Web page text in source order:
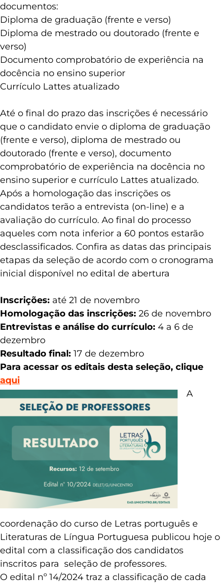
documentos:
Diploma de graduação (frente e verso)
Diploma de mestrado ou doutorado (frente e
verso)
Documento comprobatório de experiência na
docência no ensino superior
Currículo Lattes atualizado
Até o final do prazo das inscrições é necessário
que o candidato envie o diploma de graduação
(frente e verso), diploma de mestrado ou
doutorado (frente e verso), documento
comprobatório de experiência na docência no
ensino superior e currículo Lattes atualizado.
Após a homologação das inscrições os
candidatos terão a entrevista (on-line) e a
avaliação do currículo. Ao final do processo
aqueles com nota inferior a 60 pontos estarão
desclassificados. Confira as datas das principais
etapas da seleção de acordo com o cronograma
inicial disponível no edital de abertura
Inscrições: até 21 de novembro
Homologação das inscrições: 26 de novembro
Entrevistas e análise do currículo: 4 a 6 de
dezembro
Resultado final: 17 de dezembro
Para acessar os editais desta seleção, clique
aqui
A
coordenação do curso de Letras português e
Literaturas de Língua Portuguesa publicou hoje o
edital com a classificação dos candidatos
inscritos para seleção de professores.
O edital nº 14/2024 traz a classificação de cada